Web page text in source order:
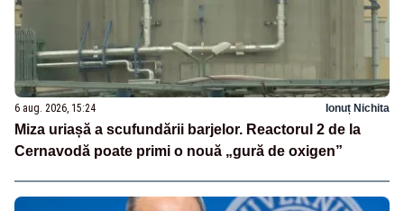
6 aug. 2026, 15:24 Ionuț Nichita
Miza uriașă a scufundării barjelor. Reactorul 2 de la
Cernavodă poate primi o nouă „gură de oxigen”